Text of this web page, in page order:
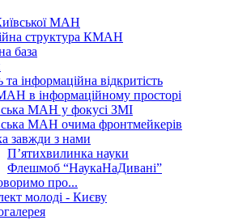
МАН
структура КМАН
база
та інформаційна відкритість
в інформаційному просторі
МАН у фокусі ЗМІ
МАН очима фронтмейкерів
завжди з нами
П’ятихвилинка науки
Флешмоб “НаукаНаДивані”
про...
молоді - Києву